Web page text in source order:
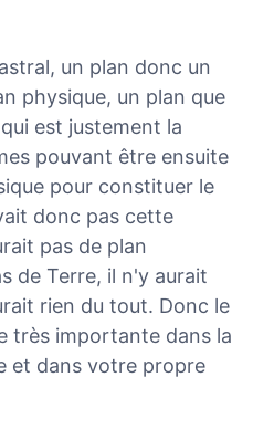
un plan donc un
physique, un plan que
est justement la
pouvant être ensuite
pour constituer le
donc pas cette
pas de plan
de Terre, il n'y aurait
rien du tout. Donc le
très importante dans la
et dans votre propre